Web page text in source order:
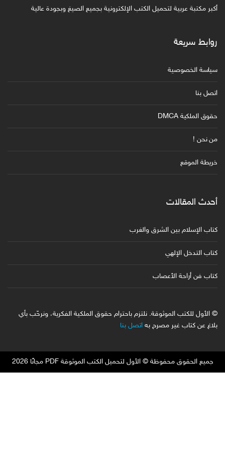
أكبر مكتبة عربية لتحميل الكتب الإلكترونية بجميع الصيغ وبجودة عالية
روابط سريعة
سياسة الخصوصية
اتصل بنا
حقوق الملكية DMCA
من نحن !
خريطة الموقع
أحدث المقالات
كتاب الإسلام بين الشرق والغرب
كتاب التدخل الإلهي
كتاب فن أراحة الأعصاب
© الأول للكتب الموثوقة. نلتزم باحترام حقوق الملكية الفكرية، ونرحّب بأي
بلاغ عن كتاب غير مصرح به اتصل بنا
جميع الحقوق محفوظة © الأول لتحميل الكتب الموثوقة PDF مجانًا 2026